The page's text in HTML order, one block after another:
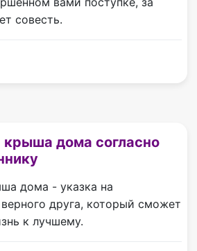
совесть.
дома согласно
дома - указка на
друга, который сможет
к лучшему.